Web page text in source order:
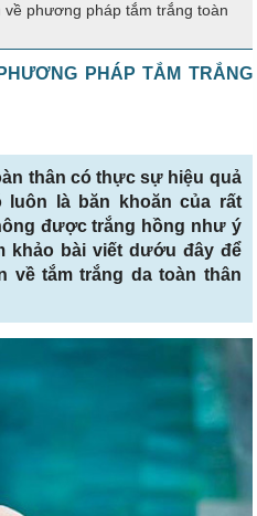
về phương pháp tắm trắng toàn
PHÁP TẮM TRẮNG
thân có thực sự hiệu quả
là băn khoăn của rất
được trắng hồng như ý
khảo bài viết dướu đây để
về tắm trắng da toàn thân